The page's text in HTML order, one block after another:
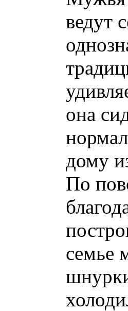
ведут
она
дому
По
семье